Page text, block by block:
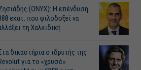
(ONYX): Η επένδυση
εκατ. που φιλοδοξεί να
τη Χαλκιδική
δικαστήρια ο ιδρυτής της
για το «χρυσό»